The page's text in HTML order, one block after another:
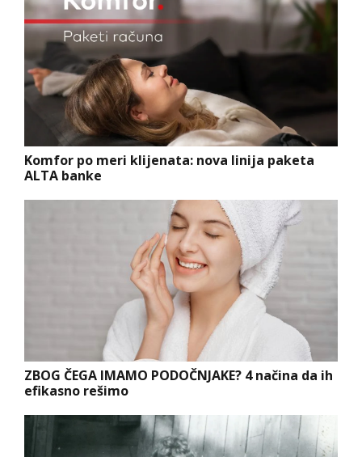
Komfor po meri klijenata: nova linija paketa
ALTA banke
ZBOG ČEGA IMAMO PODOČNJAKE? 4 načina da ih
efikasno rešimo